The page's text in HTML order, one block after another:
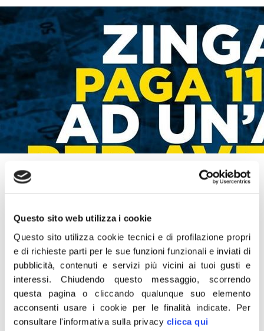
Questo sito web utilizza i cookie
Questo sito utilizza cookie tecnici e di profilazione propri
e di richieste parti per le sue funzioni funzionali e inviati di
pubblicità, contenuti e servizi più vicini ai tuoi gusti e
interessi.Chiudendo questo messaggio, scorrendo
questa pagina o cliccando qualunque suo elemento
acconsenti usare i cookie per le finalità indicate. Per
consultare l'informativa sulla privacy clicca qui
7 Aprile 2020
sconosciuta (specializzata in vendita di lampadine a
led e posseduta a metà da un cinese) la fornitura di
mascherine FFP2 e FFP3 per la cifra di 35 milioni di
euro. di questi soldi, 11 milioni sono stati già pagati in
anticipo. E le mascherine? Nessuno le ha viste. Ora la
Regione fa saper di aver richiesto i soldi indietro ma
Fratelli d’Italia pretende chiarezza: porteremo il caso in